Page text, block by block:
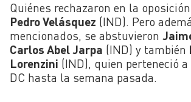
Quiénes rechazaron en la
Pedro Velásquez (IND). Pero
mencionados, se abstuvieron
Carlos Abel Jarpa (IND) y también
Lorenzini (IND), quien perteneció
DC hasta la semana pasada.